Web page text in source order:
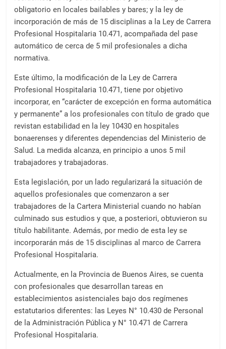
obligatorio en locales bailables y bares; y la ley de
incorporación de más de 15 disciplinas a la Ley de Carrera
Profesional Hospitalaria 10.471, acompañada del pase
automático de cerca de 5 mil profesionales a dicha
normativa.
Este último, la modificación de la Ley de Carrera
Profesional Hospitalaria 10.471, tiene por objetivo
incorporar, en “carácter de excepción en forma automática
y permanente” a los profesionales con título de grado que
revistan estabilidad en la ley 10430 en hospitales
bonaerenses y diferentes dependencias del Ministerio de
Salud. La medida alcanza, en principio a unos 5 mil
trabajadores y trabajadoras.
Esta legislación, por un lado regularizará la situación de
aquellos profesionales que comenzaron a ser
trabajadores de la Cartera Ministerial cuando no habían
culminado sus estudios y que, a posteriori, obtuvieron su
título habilitante. Además, por medio de esta ley se
incorporarán más de 15 disciplinas al marco de Carrera
Profesional Hospitalaria.
Actualmente, en la Provincia de Buenos Aires, se cuenta
con profesionales que desarrollan tareas en
establecimientos asistenciales bajo dos regímenes
estatutarios diferentes: las Leyes N° 10.430 de Personal
de la Administración Pública y N° 10.471 de Carrera
Profesional Hospitalaria.